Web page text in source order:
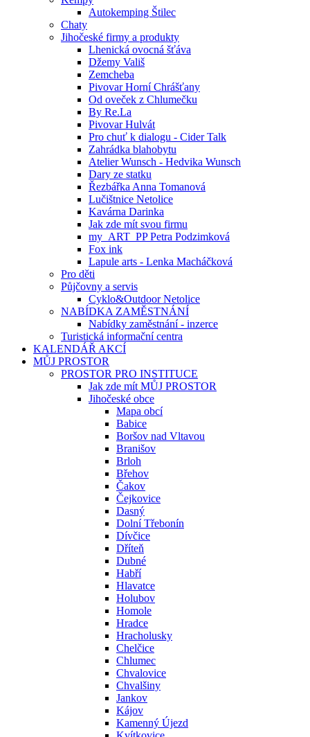
Autokemping Štilec
Chaty
Jihočeské firmy a produkty
Lhenická ovocná šťáva
Džemy Vališ
Zemcheba
Pivovar Horní Chrášťany
Od oveček z Chlumečku
By Re.La
Pivovar Hulvát
Pro chuť k dialogu - Cider Talk
Zahrádka blahobytu
Atelier Wunsch - Hedvika Wunsch
Dary ze statku
Řezbářka Anna Tomanová
Lučištnice Netolice
Kavárna Darinka
Jak zde mít svou firmu
my_ART_PP Petra Podzimková
Fox ink
Lapule arts - Lenka Macháčková
Pro děti
Půjčovny a servis
Cyklo&Outdoor Netolice
NABÍDKA ZAMĚSTNÁNÍ
Nabídky zaměstnání - inzerce
Turistická informační centra
KALENDÁŘ AKCÍ
MŮJ PROSTOR
PROSTOR PRO INSTITUCE
Jak zde mít MŮJ PROSTOR
Jihočeské obce
Mapa obcí
Babice
Boršov nad Vltavou
Branišov
Brloh
Břehov
Čakov
Čejkovice
Dasný
Dolní Třebonín
Dívčice
Dříteň
Dubné
Habří
Hlavatce
Holubov
Homole
Hradce
Hracholusky
Chelčice
Chlumec
Chvalovice
Chvalšiny
Jankov
Kájov
Kamenný Újezd